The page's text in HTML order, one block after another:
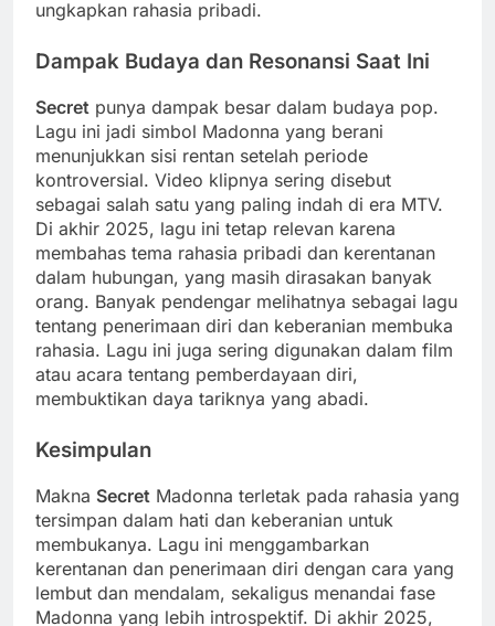
ungkapkan rahasia pribadi.
Dampak Budaya dan Resonansi Saat Ini
Secret punya dampak besar dalam budaya pop.
Lagu ini jadi simbol Madonna yang berani
menunjukkan sisi rentan setelah periode
kontroversial. Video klipnya sering disebut
sebagai salah satu yang paling indah di era MTV.
Di akhir 2025, lagu ini tetap relevan karena
membahas tema rahasia pribadi dan kerentanan
dalam hubungan, yang masih dirasakan banyak
orang. Banyak pendengar melihatnya sebagai lagu
tentang penerimaan diri dan keberanian membuka
rahasia. Lagu ini juga sering digunakan dalam film
atau acara tentang pemberdayaan diri,
membuktikan daya tariknya yang abadi.
Kesimpulan
Makna Secret Madonna terletak pada rahasia yang
tersimpan dalam hati dan keberanian untuk
membukanya. Lagu ini menggambarkan
kerentanan dan penerimaan diri dengan cara yang
lembut dan mendalam, sekaligus menandai fase
Madonna yang lebih introspektif. Di akhir 2025,